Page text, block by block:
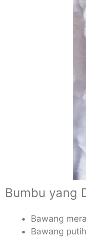
Bumbu yang
Bawang
Bawang